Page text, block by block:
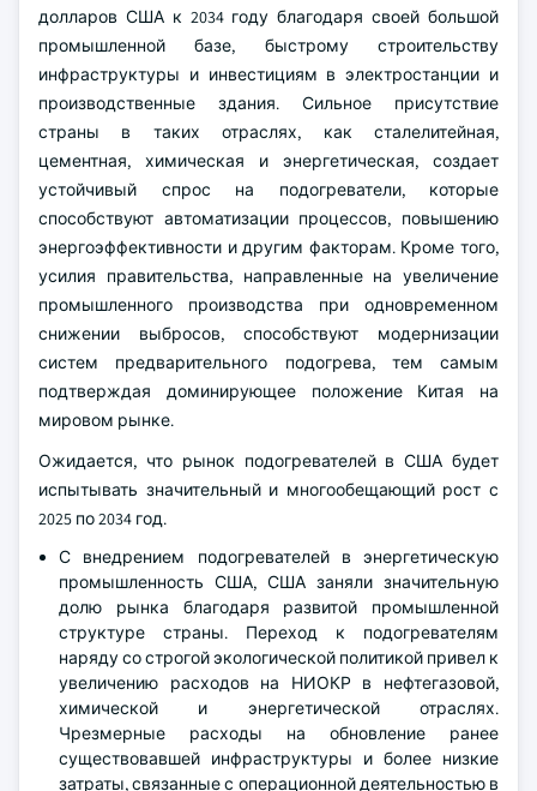
долларов США к 2034 году благодаря своей большой
промышленной базе, быстрому строительству
инфраструктуры и инвестициям в электростанции и
производственные здания. Сильное присутствие
страны в таких отраслях, как сталелитейная,
цементная, химическая и энергетическая, создает
устойчивый спрос на подогреватели, которые
способствуют автоматизации процессов, повышению
энергоэффективности и другим факторам. Кроме того,
усилия правительства, направленные на увеличение
промышленного производства при одновременном
снижении выбросов, способствуют модернизации
систем предварительного подогрева, тем самым
подтверждая доминирующее положение Китая на
мировом рынке.
Ожидается, что рынок подогревателей в США будет
испытывать значительный и многообещающий рост с
2025 по 2034 год.
С внедрением подогревателей в энергетическую
промышленность США, США заняли значительную
долю рынка благодаря развитой промышленной
структуре страны. Переход к подогревателям
наряду со строгой экологической политикой привел к
увеличению расходов на НИОКР в нефтегазовой,
химической и энергетической отраслях.
Чрезмерные расходы на обновление ранее
существовавшей инфраструктуры и более низкие
затраты, связанные с операционной деятельностью в